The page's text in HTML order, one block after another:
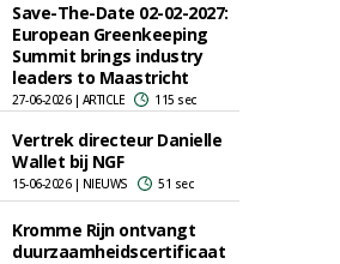
Save-The-Date 02-02-2027:
European Greenkeeping
Summit brings industry
leaders to Maastricht
27-06-2026 | ARTICLE 115 sec
Vertrek directeur Danielle
Wallet bij NGF
15-06-2026 | NIEUWS 51 sec
Kromme Rijn ontvangt
duurzaamheidscertificaat